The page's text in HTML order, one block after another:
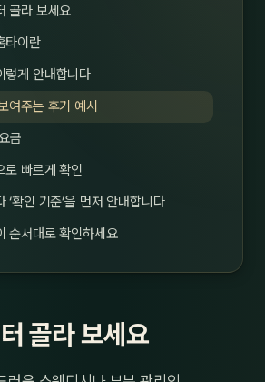
골라 보세요
타이란
렇게 안내합니다
여주는 후기 예시
금
로 빠르게 확인
‘확인 기준’을 먼저 안내합니다
순서대로 확인하세요
골라 보세요